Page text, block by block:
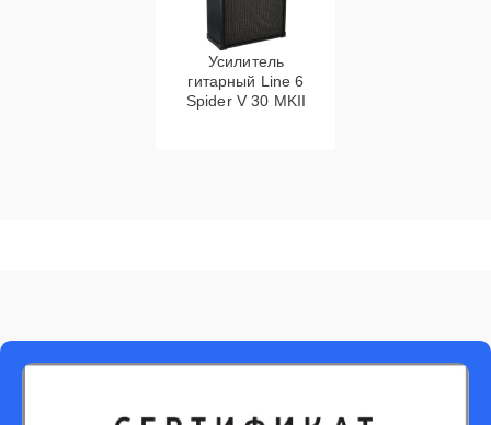
Усилитель
гитарный Line 6
Spider V 30 MKII